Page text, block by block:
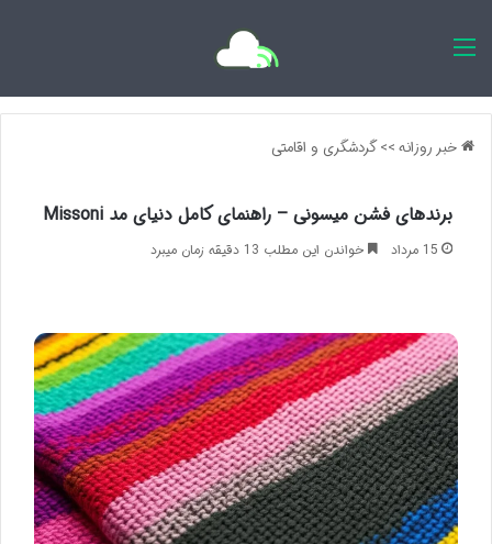
خبر روزانه>>گردشگری و اقامتی
برندهای فشن میسونی – راهنمای کامل دنیای مد Missoni
15 مرداد خواندن این مطلب 13 دقیقه زمان میبرد